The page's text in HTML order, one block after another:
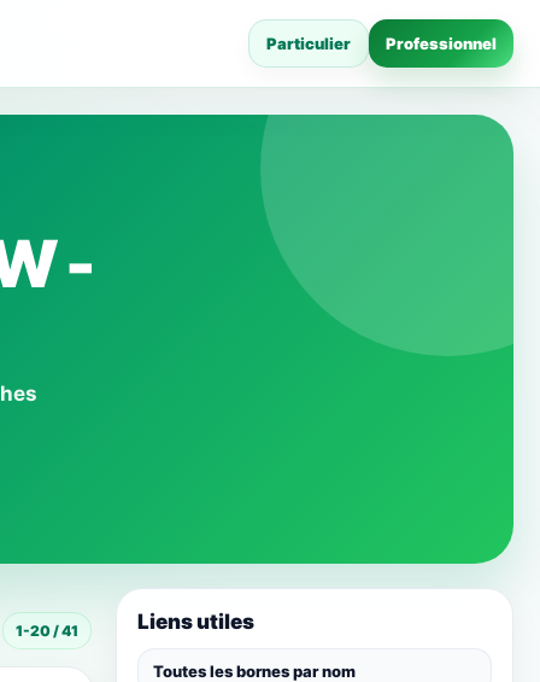
Particulier Professionnel
-
1-20 / 41 Liens utiles
Toutes les bornes par nom